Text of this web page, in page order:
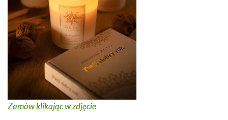
Zamów klikając w zdjęcie